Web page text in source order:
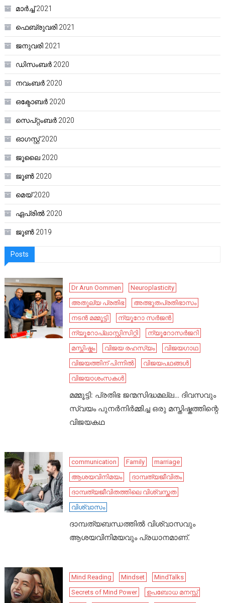
മാർച്ച്‌ 2021
ഫെബ്രുവരി 2021
ജനുവരി 2021
ഡിസംബർ 2020
നവംബർ 2020
ഒക്ടോബർ 2020
സെപ്റ്റംബർ 2020
ഓഗസ്റ്റ്‌ 2020
ജൂലൈ 2020
ജൂൺ 2020
മെയ്‌ 2020
ഏപ്രിൽ 2020
ജൂൺ 2019
Posts
Dr Arun Oommen
Neuroplasticity
അതുല്യ പ്രതിഭ
അത്ഭുതപ്രതിഭാസം
നടൻ മമ്മൂട്ടി
ന്യൂറോ സർജൻ
ന്യൂറോപ്ലാസ്റ്റിസിറ്റി
ന്യൂറോസർജറി
മസ്തിഷ്കം
വിജയ രഹസ്യം
വിജയഗാഥ
വിജയത്തിന് പിന്നിൽ
വിജയപഥങ്ങൾ
വിജയാശംസകൾ
മമ്മൂട്ടി: പ്രതിഭ ജന്മസിദ്ധമല്ല… ദിവസവും
സ്വയം പുനർനിർമ്മിച്ച ഒരു മസ്തിഷ്കത്തിന്റെ
വിജയകഥ
communication Family
marriage
ആശയവിനിമയം
ദാമ്പത്യജീവിതം
ദാമ്പത്യജീവിതത്തിലെ വിശ്വസ്തത
വിശ്വാസം
ദാമ്പത്യബന്ധത്തിൽ വിശ്വാസവും
ആശയവിനിമയവും പ്രധാനമാണ്.
Mind Reading Mindset
MindTalks
Secrets of Mind Power
ഉപബോധ മനസ്സ്